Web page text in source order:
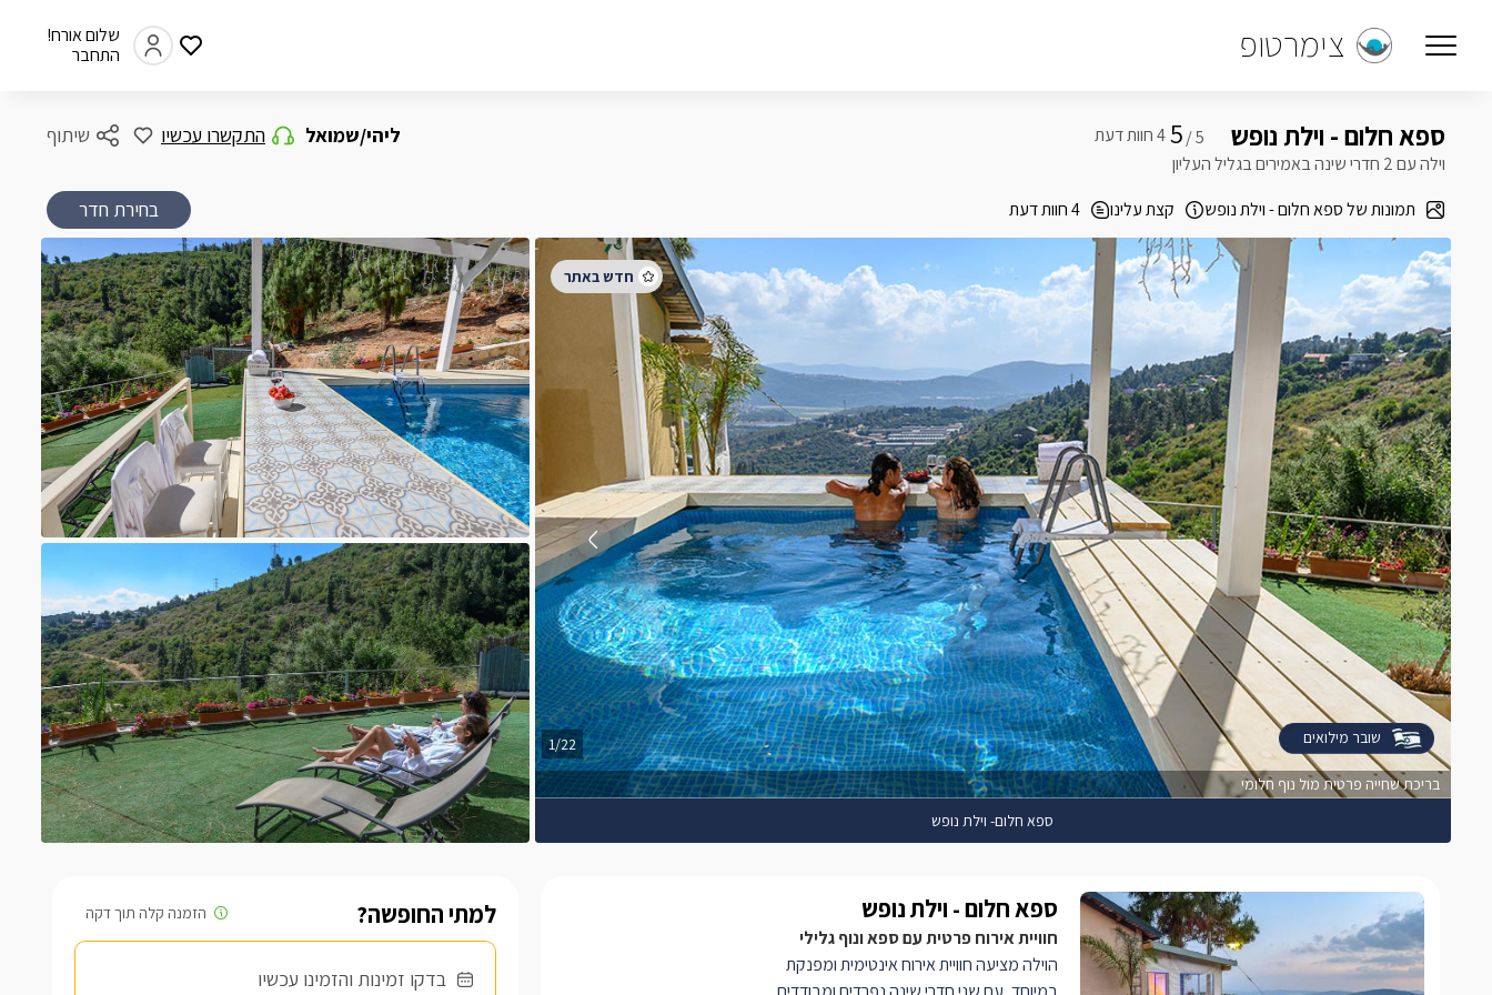
צימרטופ
שלום אורח!
התחבר
ספא חלום - וילת נופש 5 /
5
וילה עם 2 חדרי שינה באמירים בגליל העליון
תמונות של ספא חלום - וילת נופש
קצת עלינו 4 חוות דעת
שיתוף ליהי/שמואל התקשרו עכשיו
בחירת חדר
בריכת שחייה פרטית מול נוף חלומי
1/22
ספא חלום- וילת נופש
שובר מילואים
למתי החופשה?
בדקו זמינות והזמינו עכשיו
ספא חלום - וילת נופש
חוויית אירוח פרטית עם ספא ונוף גלילי
הוילה מציעה חוויית אירוח אינטימית ומפנקת